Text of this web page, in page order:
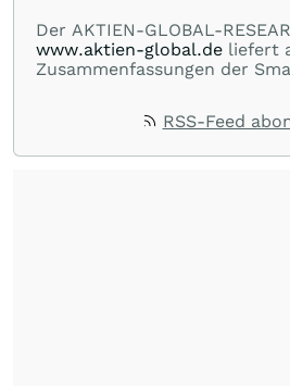
Der AKTIEN-GLOBAL-
www.aktien-global.de liefert
Zusammenfassungen der
Analysen deutscher
Berichterstattung von
RSS-Feed